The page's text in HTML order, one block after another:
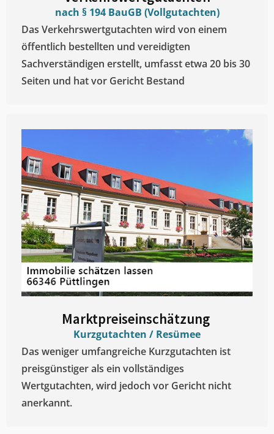
nach § 194 BauGB (Vollgutachten)
Das Verkehrswertgutachten wird von einem
öffentlich bestellten und vereidigten
Sachverständigen erstellt, umfasst etwa 20 bis 30
Seiten und hat vor Gericht Bestand
Marktpreiseinschätzung ​
Kurzgutachten / Resümee
Das weniger umfangreiche Kurzgutachten ist
preisgünstiger als ein vollständiges
Wertgutachten, wird jedoch vor Gericht nicht
anerkannt.